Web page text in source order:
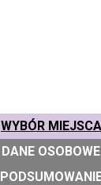
WYBÓR MIEJSCA
DANE OSOBOWE